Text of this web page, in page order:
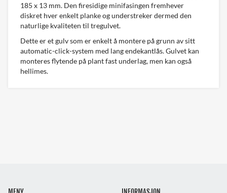
185 x 13 mm. Den firesidige minifasingen fremhever
diskret hver enkelt planke og understreker dermed den
naturlige kvaliteten til tregulvet.
Dette er et gulv som er enkelt å montere på grunn av sitt
automatic-click-system med lang endekantlås. Gulvet kan
monteres flytende på plant fast underlag, men kan også
hellimes.